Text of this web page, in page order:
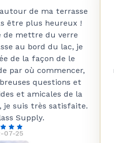
07-25
de ma terrasse
être plus heureux !
de mettre du verre
au bord du lac, je
de la façon de le
par où commencer,
questions et
et amicales de la
je suis très satisfaite.
Supply.